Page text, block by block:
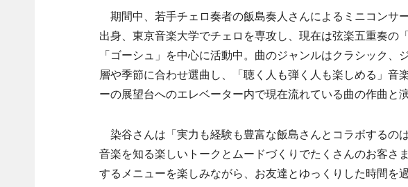
期間中、若手チェロ奏者の飯島奏人さんによるミニコンサ
出身、東京音楽大学でチェロを専攻し、現在は弦楽五重奏の
「ゴーシュ」を中心に活動中。曲のジャンルはクラシック
層や季節に合わせ選曲し、「聴く人も弾く人も楽しめる」音
ーの展望台へのエレベーター内で現在流れている曲の作曲と
染谷さんは「実力も経験も豊富な飯島さんとコラボするの
音楽を知る楽しいトークとムードづくりでたくさんのお客さ
するメニューを楽しみながら、お友達とゆっくりした時間を